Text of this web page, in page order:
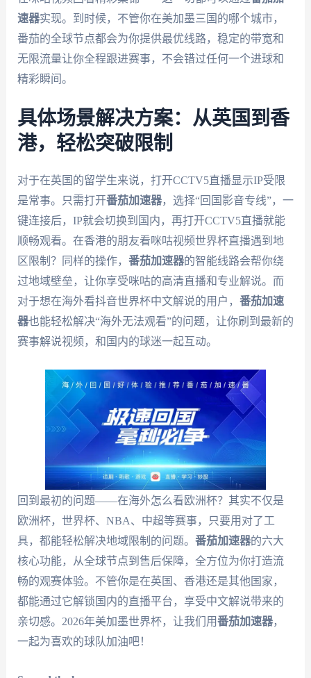
速器实现。到时候，不管你在美加墨三国的哪个城市，
番茄的全球节点都会为你提供最优线路，稳定的带宽和
无限流量让你全程跟进赛事，不会错过任何一个进球和
精彩瞬间。
具体场景解决方案：从英国到香
港，轻松突破限制
对于在英国的留学生来说，打开CCTV5直播显示IP受限
是常事。只需打开番茄加速器，选择“回国影音专线”，一
键连接后，IP就会切换到国内，再打开CCTV5直播就能
顺畅观看。在香港的朋友看咪咕视频世界杯直播遇到地
区限制？同样的操作， 番茄加速器的智能线路会帮你绕
过地域壁垒，让你享受咪咕的高清直播和专业解说。而
对于想在海外看抖音世界杯中文解说的用户， 番茄加速
器也能轻松解决“海外无法观看”的问题，让你刷到最新的
赛事解说视频，和国内的球迷一起互动。
回到最初的问题——在海外怎么看欧洲杯？其实不仅是
欧洲杯，世界杯、NBA、中超等赛事，只要用对了工
具，都能轻松解决地域限制的问题。 番茄加速器的六大
核心功能，从全球节点到售后保障，全方位为你打造流
畅的观赛体验。不管你是在英国、香港还是其他国家，
都能通过它解锁国内的直播平台，享受中文解说带来的
亲切感。2026年美加墨世界杯，让我们用番茄加速器，
一起为喜欢的球队加油吧！